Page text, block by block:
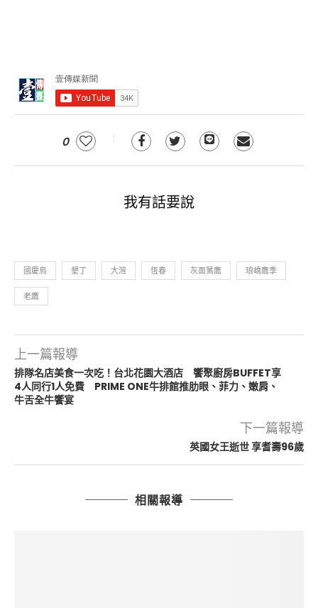
0
我有話要說
國慶鳥 墾丁 大灣 恆春 灰面鵟鷹 琅嶠鷹季
老鷹
上一篇報導
排隊名店美食一次吃！台北花園大酒店 饗聚廚房BUFFET享
4人同行1人免費 PRIME ONE牛排館推肋眼、菲力、嫩肩、
牛舌全牛饗宴
下一篇報導
英國女王逝世 享耆壽96歲
相關報導